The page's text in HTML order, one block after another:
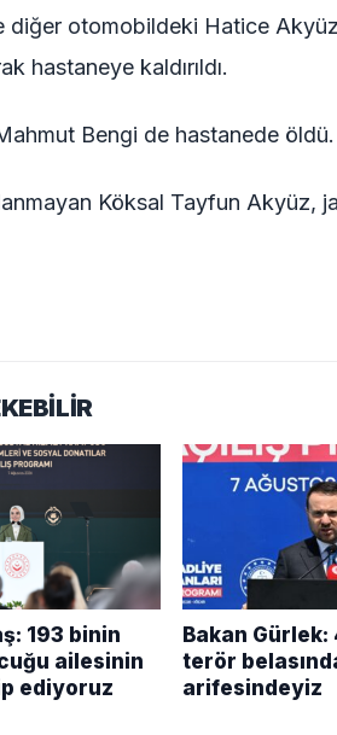
diğer otomobildeki Hatice
hastaneye kaldırıldı.
Bengi de hastanede öldü.
Köksal Tayfun Akyüz,
193 binin
ailesinin
ediyoruz
Bakan Gürlek:
terör
arifesindeyiz